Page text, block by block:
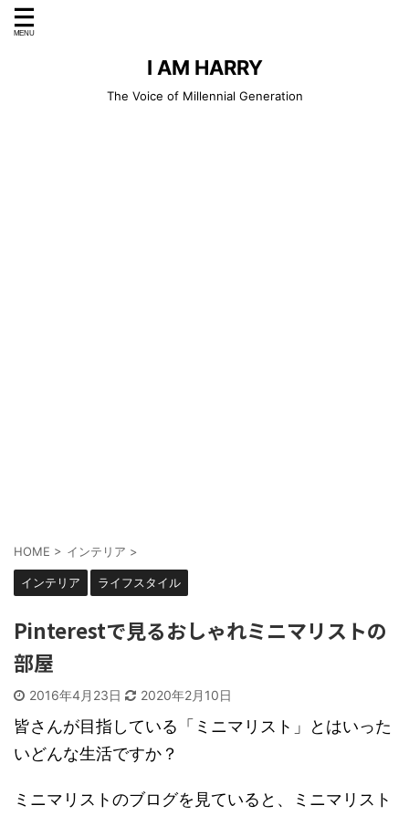
I AM HARRY
The Voice of Millennial Generation
HOME > インテリア >
インテリア ライフスタイル
Pinterestで見るおしゃれミニマリストの
部屋
2016年4月23日 2020年2月10日
皆さんが目指している「ミニマリスト」とはいった
いどんな生活ですか？
ミニマリストのブログを見ていると、ミニマリスト